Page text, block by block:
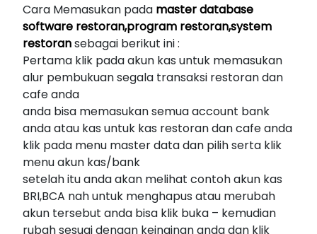
Cara Memasukan pada master database
software restoran,program restoran,system
restoransebagai berikut ini :
Pertama klik pada akun kas untuk memasukan
alur pembukuan segala transaksi restoran dan
cafe anda
anda bisa memasukan semua account bank
anda atau kas untuk kas restoran dan cafe anda
klik pada menu master data dan pilih serta klik
menu akun kas/bank
setelah itu anda akan melihat contoh akun kas
BRI,BCA nah untuk menghapus atau merubah
akun tersebut anda bisa klik buka – kemudian
rubah sesuai dengan keinginan anda dan klik